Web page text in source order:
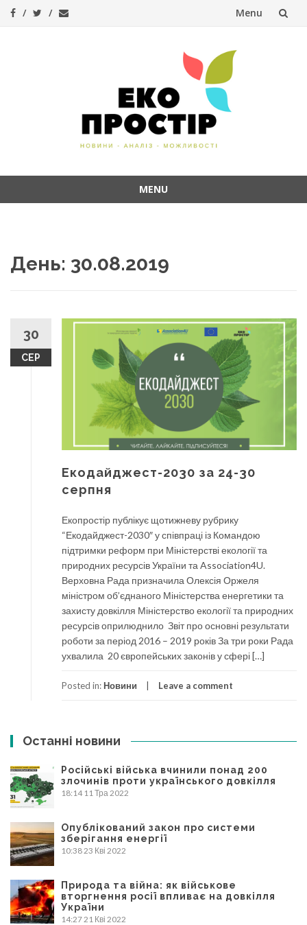
Menu
MENU
День: 30.08.2019
30
СЕР
Екодайджест-2030 за 24-30
серпня
Екопростір публікує щотижневу рубрику
“Екодайджест-2030″ у співпраці із Командою
підтримки реформ при Міністерстві екології та
природних ресурсів України та Association4U.
Верховна Рада призначила Олексія Оржеля
міністром об’єднаного Міністерства енергетики та
захисту довкілля Міністерство екології та природних
ресурсів оприлюднило Звіт про основні результати
роботи за період 2016 – 2019 років За три роки Рада
ухвалила 20 європейських законів у сфері […]
Posted in: Новини Leave a comment
Останні новини
Російські війська вчинили понад 200
злочинів проти українського довкілля
18:14 11 Тра 2022
Опублікований закон про системи
зберігання енергії
10:38 23 Кві 2022
Природа та війна: як військове
вторгнення росії впливає на довкілля
України
14:27 21 Кві 2022